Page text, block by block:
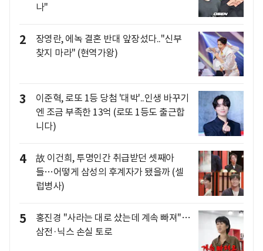
나"
2
장영란, 에녹 결혼 반대 앞장섰다.."신부
찾지 마라" (현역가왕)
3
이준혁, 로또 1등 당첨 '대박'..인생 바꾸기
엔 조금 부족한 13억 (로또 1등도 출근합
니다)
4
故 이건희, 투명인간 취급받던 셋째아
들…어떻게 삼성의 후계자가 됐을까 (셀
럽병사)
5
홍진경 "사라는 대로 샀는데 계속 빠져"…
삼전·닉스 손실 토로